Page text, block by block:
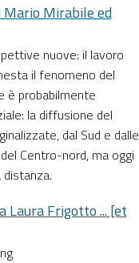
Mirabile ed
nuove: il lavoro
il fenomeno del
è probabilmente
la diffusione del
dal Sud e dalle
Centro-nord, ma oggi
Frigotto ... [et